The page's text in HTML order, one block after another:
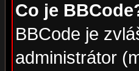
Co je
BBCode je
administrátor